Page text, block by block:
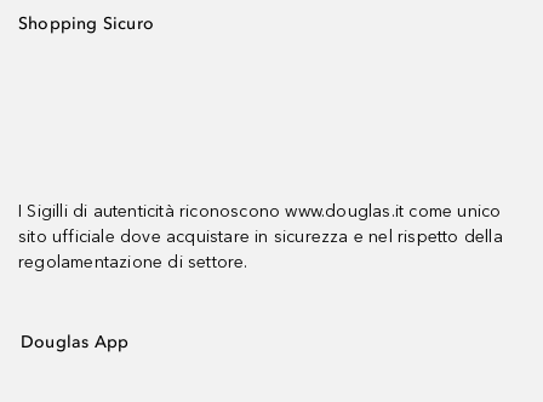
Shopping Sicuro
I Sigilli di autenticità riconoscono www.douglas.it come unico
sito ufficiale dove acquistare in sicurezza e nel rispetto della
regolamentazione di settore.
Douglas App